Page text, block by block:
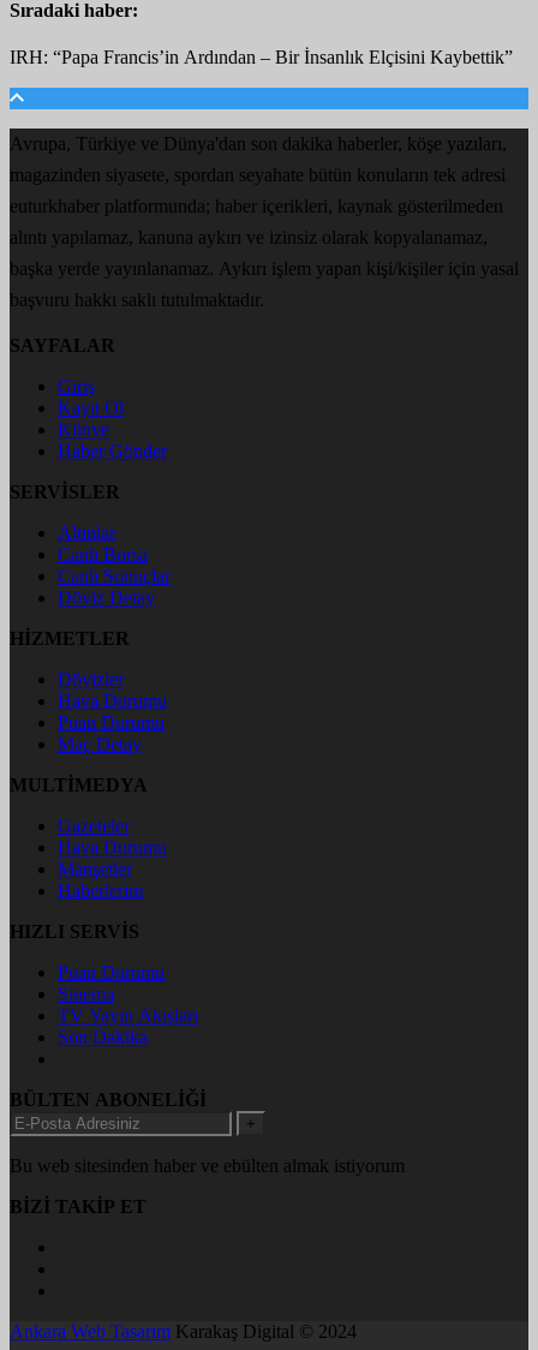
Sıradaki haber:
IRH: “Papa Francis’in Ardından – Bir İnsanlık Elçisini Kaybettik”
Avrupa, Türkiye ve Dünya'dan son dakika haberler, köşe yazıları,
magazinden siyasete, spordan seyahate bütün konuların tek adresi
euturkhaber platformunda; haber içerikleri, kaynak gösterilmeden
alıntı yapılamaz, kanuna aykırı ve izinsiz olarak kopyalanamaz,
başka yerde yayınlanamaz. Aykırı işlem yapan kişi/kişiler için yasal
başvuru hakkı saklı tutulmaktadır.
SAYFALAR
Giriş
Kayıt Ol
Künye
Haber Gönder
SERVİSLER
Altınlar
Canlı Borsa
Canlı Sonuçlar
Döviz Detay
HİZMETLER
Dövizler
Hava Durumu
Puan Durumu
Maç Detay
MULTİMEDYA
Gazeteler
Hava Durumu
Manşetler
Haberlerim
HIZLI SERVİS
Puan Durumu
Sinema
TV Yayın Akışları
Son Dakika
BÜLTEN ABONELİĞİ
+
Bu web sitesinden haber ve ebülten almak istiyorum
BİZİ TAKİP ET
Ankara Web Tasarım Karakaş Digital © 2024